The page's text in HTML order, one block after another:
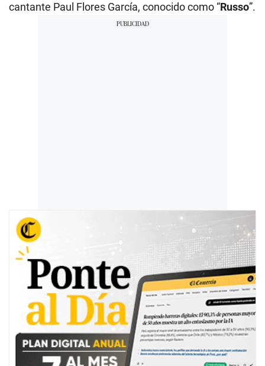
cantante Paul Flores García, conocido como “Russo”.